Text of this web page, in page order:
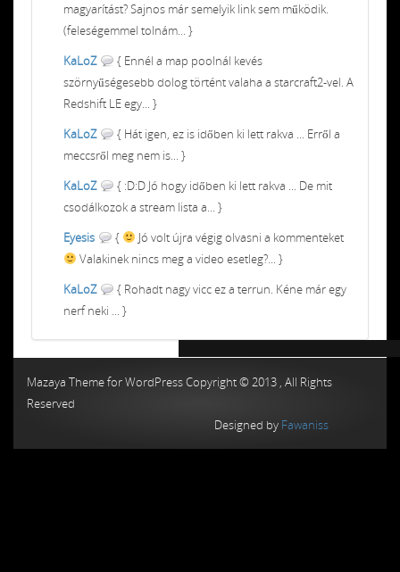
magyarítást? Sajnos már semelyik link sem működik.
(feleségemmel tolnám... }
KaLoZ
{ Ennél a map poolnál kevés
szörnyűségesebb dolog történt valaha a starcraft2-vel. A
Redshift LE egy... }
KaLoZ
{ Hát igen, ez is időben ki lett rakva ... Erről a
meccsről meg nem is... }
KaLoZ
{ :D:D Jó hogy időben ki lett rakva ... De mit
csodálkozok a stream lista a... }
Eyesis
{
Jó volt újra végig olvasni a kommenteket
Valakinek nincs meg a video esetleg?... }
KaLoZ
{ Rohadt nagy vicc ez a terrun. Kéne már egy
nerf neki ... }
Mazaya Theme for WordPress Copyright © 2013 , All Rights
Reserved
Designed by Fawaniss